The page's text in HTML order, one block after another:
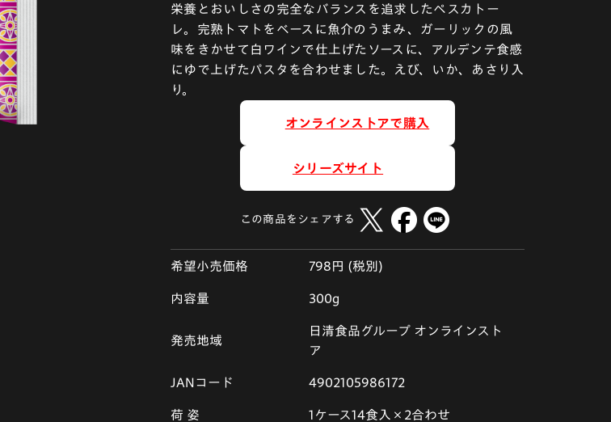
栄養とおいしさの完全なバランスを追求したペスカトー
レ。完熟トマトをベースに魚介のうまみ、ガーリックの風
味をきかせて白ワインで仕上げたソースに、アルデンテ食感
にゆで上げたパスタを合わせました。えび、いか、あさり入
り。
オンラインストアで購入
シリーズサイト
この商品をシェアする
希望小売価格 798円 (税別)
内容量 300g
発売地域
日清食品グループ オンラインスト
ア
JANコード 4902105986172
荷 姿 1ケース14食入×2合わせ